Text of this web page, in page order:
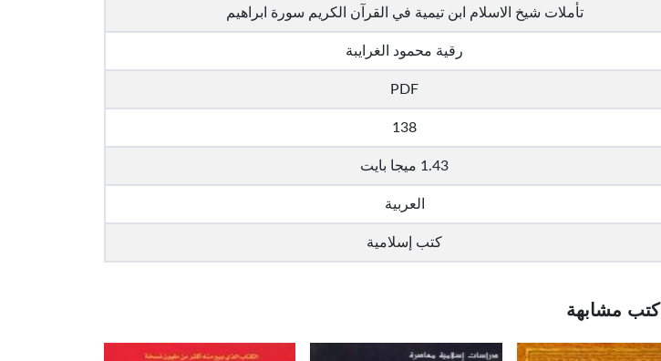
تأملات شيخ الاسلام ابن تيمية في القرآن الكريم سورة ابراهيم
رقية محمود الغرايبة
PDF
138
1.43 ميجا بايت
العربية
كتب إسلامية
كتب مشابهة